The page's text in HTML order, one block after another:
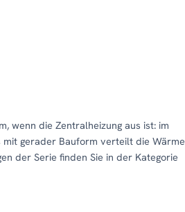
wenn die Zentralheizung aus ist: im
mit gerader Bauform verteilt die Wärme
der Serie finden Sie in der Kategorie